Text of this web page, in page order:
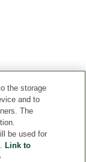
the storage
and to
The
be used for
Link to